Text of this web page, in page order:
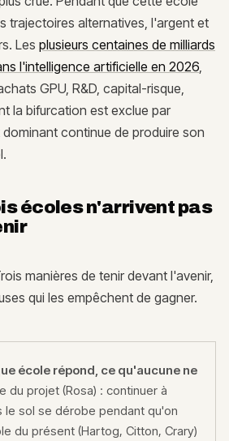
trajectoires alternatives, l'argent et
Les plusieurs centaines de milliards
l'intelligence artificielle en 2026,
GPU, R&D, capital-risque,
la bifurcation est exclue par
continue de produire son
écoles n'arrivent pas
manières de tenir devant l'avenir,
qui les empêchent de gagner.
école répond, ce qu'aucune ne
du projet (Rosa) : continuer à
le sol se dérobe pendant qu'on
du présent (Hartog, Citton, Crary)